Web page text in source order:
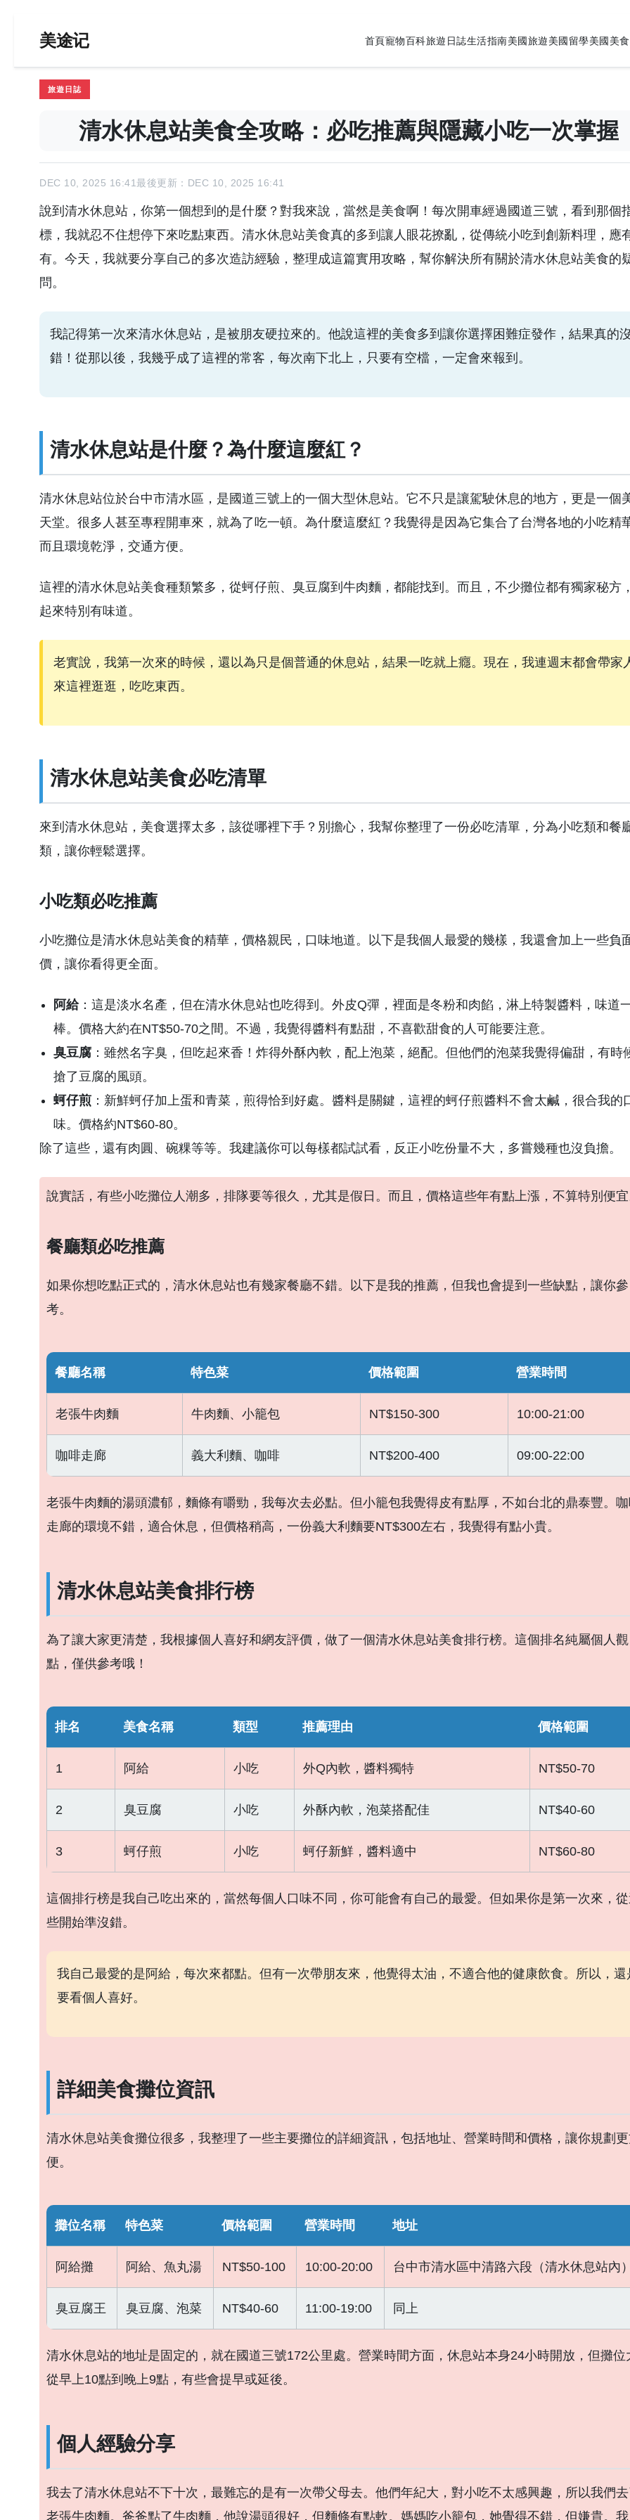
美途记 首頁寵物百科旅遊日誌生活指南美國旅遊美國留學美國美食
旅遊日誌
清水休息站美食全攻略：必吃推薦與隱藏小吃一次掌握
DEC 10, 2025 16:41最後更新：DEC 10, 2025 16:41
說到清水休息站，你第一個想到的是什麼？對我來說，當然是美食啊！每次開車經過國道三號，看到那個
標，我就忍不住想停下來吃點東西。清水休息站美食真的多到讓人眼花撩亂，從傳統小吃到創新料理，應
有。今天，我就要分享自己的多次造訪經驗，整理成這篇實用攻略，幫你解決所有關於清水休息站美食的
問。
我記得第一次來清水休息站，是被朋友硬拉來的。他說這裡的美食多到讓你選擇困難症發作，結果真的
錯！從那以後，我幾乎成了這裡的常客，每次南下北上，只要有空檔，一定會來報到。
清水休息站是什麼？為什麼這麼紅？
清水休息站位於台中市清水區，是國道三號上的一個大型休息站。它不只是讓駕駛休息的地方，更是一個
天堂。很多人甚至專程開車來，就為了吃一頓。為什麼這麼紅？我覺得是因為它集合了台灣各地的小吃精
而且環境乾淨，交通方便。
這裡的清水休息站美食種類繁多，從蚵仔煎、臭豆腐到牛肉麵，都能找到。而且，不少攤位都有獨家秘方
起來特別有味道。
老實說，我第一次來的時候，還以為只是個普通的休息站，結果一吃就上癮。現在，我連週末都會帶家
來這裡逛逛，吃吃東西。
清水休息站美食必吃清單
來到清水休息站，美食選擇太多，該從哪裡下手？別擔心，我幫你整理了一份必吃清單，分為小吃類和餐
類，讓你輕鬆選擇。
小吃類必吃推薦
小吃攤位是清水休息站美食的精華，價格親民，口味地道。以下是我個人最愛的幾樣，我還會加上一些負
價，讓你看得更全面。
阿給：這是淡水名產，但在清水休息站也吃得到。外皮Q彈，裡面是冬粉和肉餡，淋上特製醬料，味道
棒。價格大約在NT$50-70之間。不過，我覺得醬料有點甜，不喜歡甜食的人可能要注意。
臭豆腐 ：雖然名字臭，但吃起來香！炸得外酥內軟，配上泡菜，絕配。但他們的泡菜我覺得偏甜，有時
搶了豆腐的風頭。
蚵仔煎 ：新鮮蚵仔加上蛋和青菜，煎得恰到好處。醬料是關鍵，這裡的蚵仔煎醬料不會太鹹，很合我的
味。價格約NT$60-80。
除了這些，還有肉圓、碗粿等等。我建議你可以每樣都試試看，反正小吃份量不大，多嘗幾種也沒負擔。
說實話，有些小吃攤位人潮多，排隊要等很久，尤其是假日。而且，價格這些年有點上漲，不算特別便
餐廳類必吃推薦
如果你想吃點正式的，清水休息站也有幾家餐廳不錯。以下是我的推薦，但我也會提到一些缺點，讓你參
考。
餐廳名稱 特色菜 價格範圍 營業時間
老張牛肉麵 牛肉麵、小籠包 NT$150-300 10:00-21:00
咖啡走廊 義大利麵、咖啡 NT$200-400 09:00-22:00
老張牛肉麵的湯頭濃郁，麵條有嚼勁，我每次去必點。但小籠包我覺得皮有點厚，不如台北的鼎泰豐。
走廊的環境不錯，適合休息，但價格稍高，一份義大利麵要NT$300左右，我覺得有點小貴。
清水休息站美食排行榜
為了讓大家更清楚，我根據個人喜好和網友評價，做了一個清水休息站美食排行榜。這個排名純屬個人觀
點，僅供參考哦！
排名 美食名稱 類型 推薦理由 價格範圍
1 阿給 小吃 外Q內軟，醬料獨特 NT$50-70
2 臭豆腐 小吃 外酥內軟，泡菜搭配佳 NT$40-60
3 蚵仔煎 小吃 蚵仔新鮮，醬料適中 NT$60-80
這個排行榜是我自己吃出來的，當然每個人口味不同，你可能會有自己的最愛。但如果你是第一次來，
些開始準沒錯。
我自己最愛的是阿給，每次來都點。但有一次帶朋友來，他覺得太油，不適合他的健康飲食。所以，還
要看個人喜好。
詳細美食攤位資訊
清水休息站美食攤位很多，我整理了一些主要攤位的詳細資訊，包括地址、營業時間和價格，讓你規劃
便。
攤位名稱 特色菜 價格範圍 營業時間 地址
阿給攤 阿給、魚丸湯 NT$50-100 10:00-20:00 台中市清水區中清路六段（清水休息站內
臭豆腐王 臭豆腐、泡菜 NT$40-60 11:00-19:00 同上
清水休息站的地址是固定的，就在國道三號172公里處。營業時間方面，休息站本身24小時開放，但攤位
從早上10點到晚上9點，有些會提早或延後。
個人經驗分享
我去了清水休息站不下十次，最難忘的是有一次帶父母去。他們年紀大，對小吃不太感興趣，所以我們
老張牛肉麵。爸爸點了牛肉麵，他說湯頭很好，但麵條有點軟。媽媽吃小籠包，她覺得不錯，但嫌貴。